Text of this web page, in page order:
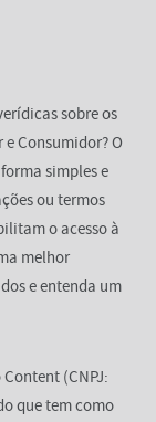
sobre os
Consumidor? O
simples e
ou termos
o acesso à
melhor
e entenda um
(CNPJ:
que tem como